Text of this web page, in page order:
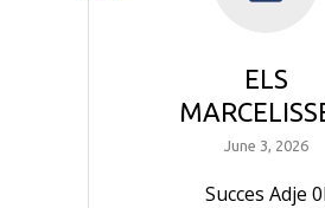
ELS
June 3, 2026
Succes Adje 0l